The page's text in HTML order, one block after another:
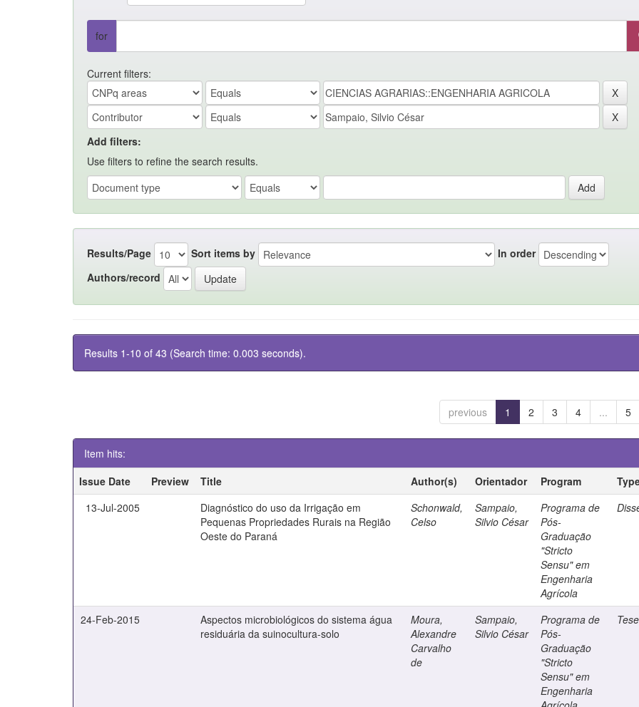
for
Current filters:
Add filters:
Use filters to refine the search results.
Results/Page Sort items by
In order
Authors/record
Results 1-10 of 43 (Search time: 0.003 seconds).
previous 1 2 3 4 ... 5
Item hits:
Issue Date
Preview Title Author(s) Orientador Program
13-Jul-2005
Diagnóstico do uso da Irrigação em
Pequenas Propriedades Rurais na Região
Oeste do Paraná
Schonwald,
Celso
Sampaio,
Silvio César
Programa de
Pós-
Graduação
"Stricto
Sensu" em
Engenharia
Agrícola
24-Feb-2015
Aspectos microbiológicos do sistema água
residuária da suinocultura-solo
Moura,
Alexandre
Carvalho
de
Sampaio,
Silvio César
Programa de
Pós-
Graduação
"Stricto
Sensu" em
Engenharia
Tese